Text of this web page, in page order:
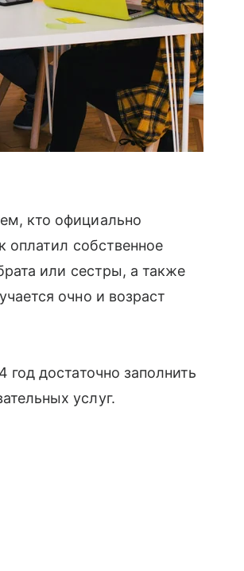
кто официально
оплатил собственное
или сестры, а также
очно и возраст
достаточно заполнить
услуг.